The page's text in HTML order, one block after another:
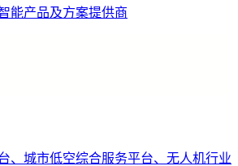
能产品及方案提供商
、城市低空综合服务平台、无人机行业